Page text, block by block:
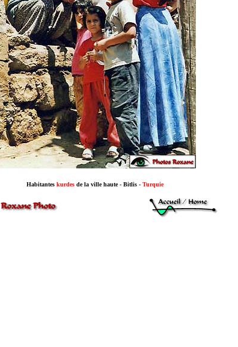
Habitantes kurdes de la ville haute - Bitlis - Turquie